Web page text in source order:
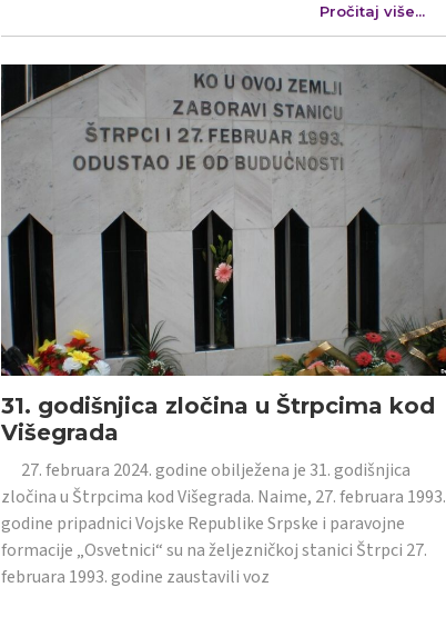
Pročitaj više...
31. godišnjica zločina u Štrpcima kod
Višegrada
27. februara 2024. godine obilježena je 31. godišnjica
zločina u Štrpcima kod Višegrada. Naime, 27. februara 1993.
godine pripadnici Vojske Republike Srpske i paravojne
formacije „Osvetnici“ su na željezničkoj stanici Štrpci 27.
februara 1993. godine zaustavili voz